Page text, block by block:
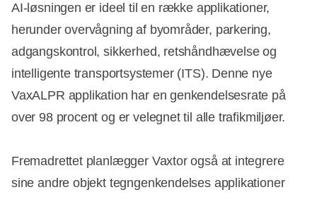
AI-løsningen er ideel til en række applikationer,
herunder overvågning af byområder, parkering,
adgangskontrol, sikkerhed, retshåndhævelse og
intelligente transportsystemer (ITS). Denne nye
VaxALPR applikation har en genkendelsesrate på
over 98 procent og er velegnet til alle trafikmiljøer.
Fremadrettet planlægger Vaxtor også at integrere
sine andre objekt tegngenkendelses applikationer